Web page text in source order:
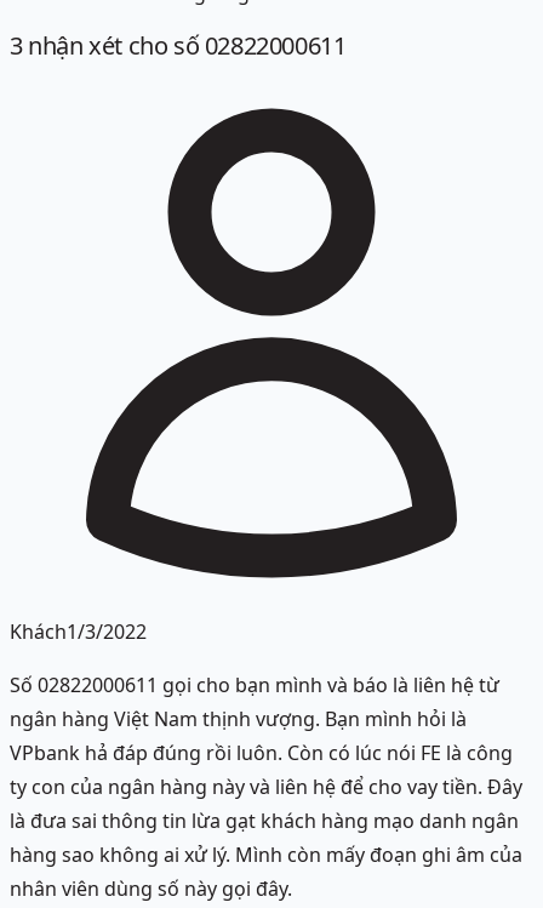
3nhận xét cho số 02822000611
Khách1/3/2022
Số 02822000611 gọi cho bạn mình và báo là liên hệ từ
ngân hàng Việt Nam thịnh vượng. Bạn mình hỏi là
VPbank hả đáp đúng rồi luôn. Còn có lúc nói FE là công
ty con của ngân hàng này và liên hệ để cho vay tiền. Đây
là đưa sai thông tin lừa gạt khách hàng mạo danh ngân
hàng sao không ai xử lý. Mình còn mấy đoạn ghi âm của
nhân viên dùng số này gọi đây.